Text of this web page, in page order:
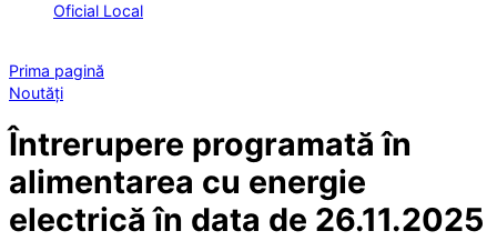
Oficial Local
Prima pagină
Noutăți
Întrerupere programată în
alimentarea cu energie
electrică în data de 26.11.2025